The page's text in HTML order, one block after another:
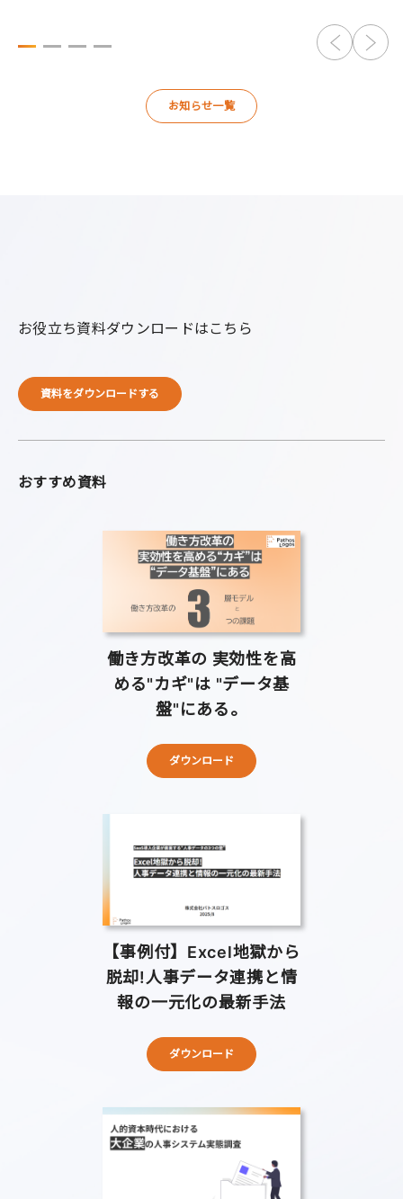
お知らせ一覧
お役立ち資料ダウンロードはこちら
資料をダウンロードする
おすすめ資料
働き方改革の 実効性を高
める"カギ"は "データ基
盤"にある。
ダウンロード
【事例付】Excel地獄から
脱却!人事データ連携と情
報の一元化の最新手法
ダウンロード
資料請求